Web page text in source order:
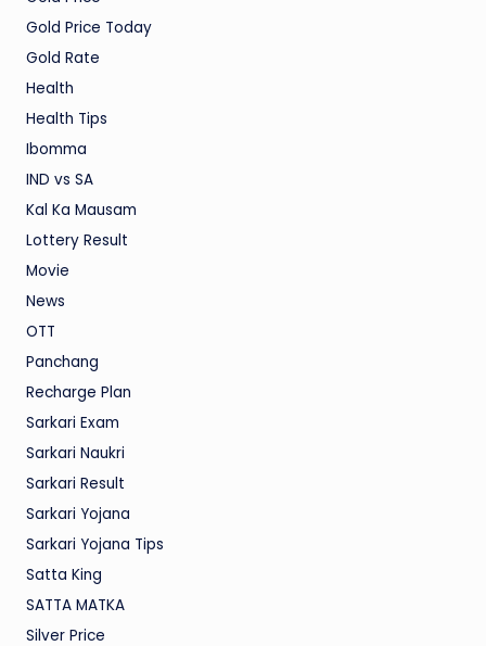
Gold Price Today
Gold Rate
Health
Health Tips
Ibomma
IND vs SA
Kal Ka Mausam
Lottery Result
Movie
News
OTT
Panchang
Recharge Plan
Sarkari Exam
Sarkari Naukri
Sarkari Result
Sarkari Yojana
Sarkari Yojana Tips
Satta King
SATTA MATKA
Silver Price